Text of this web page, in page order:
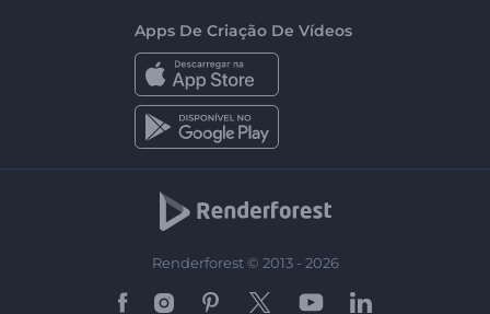
Apps De Criação De Vídeos
Renderforest © 2013 - 2026